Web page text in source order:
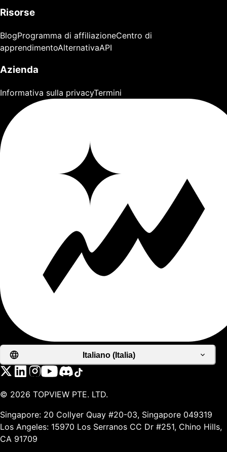
Risorse
BlogProgramma di affiliazioneCentro di
apprendimentoAlternativaAPI
Azienda
Informativa sulla privacyTermini
Italiano (Italia)
© 2026 TOPVIEW PTE. LTD.
Singapore: 20 Collyer Quay #20-03, Singapore 049319
Los Angeles: 15970 Los Serranos CC Dr #251, Chino Hills,
CA 91709